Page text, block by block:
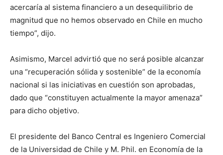
acercaría al sistema financiero a un desequilibrio de
magnitud que no hemos observado en Chile en mucho
tiempo”, dijo.
Asimismo, Marcel advirtió que no será posible alcanzar
una “recuperación sólida y sostenible” de la economía
nacional si las iniciativas en cuestión son aprobadas,
dado que “constituyen actualmente la mayor amenaza”
para dicho objetivo.
El presidente del Banco Central es Ingeniero Comercial
de la Universidad de Chile y M. Phil. en Economía de la